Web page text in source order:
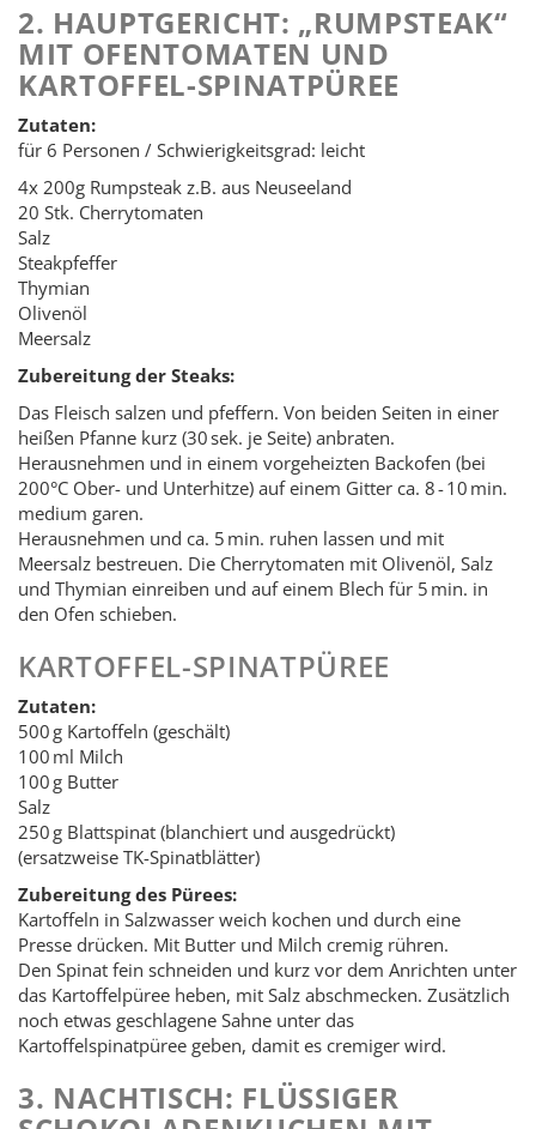
2. HAUPTGERICHT: „RUMPSTEAK“
MIT OFENTOMATEN UND
KARTOFFEL-SPINATPÜREE
Zutaten:
für 6 Personen / Schwierigkeitsgrad: leicht
4x 200g Rumpsteak z.B. aus Neuseeland
20 Stk. Cherrytomaten
Salz
Steakpfeffer
Thymian
Olivenöl
Meersalz
Zubereitung der Steaks:
Das Fleisch salzen und pfeffern. Von beiden Seiten in einer
heißen Pfanne kurz (30 sek. je Seite) anbraten.
Herausnehmen und in einem vorgeheizten Backofen (bei
200°C Ober- und Unterhitze) auf einem Gitter ca. 8 - 10 min.
medium garen.
Herausnehmen und ca. 5 min. ruhen lassen und mit
Meersalz bestreuen. Die Cherrytomaten mit Olivenöl, Salz
und Thymian einreiben und auf einem Blech für 5 min. in
den Ofen schieben.
KARTOFFEL-SPINATPÜREE
Zutaten:
500 g Kartoffeln (geschält)
100 ml Milch
100 g Butter
Salz
250 g Blattspinat (blanchiert und ausgedrückt)
(ersatzweise TK-Spinatblätter)
Zubereitung des Pürees:
Kartoffeln in Salzwasser weich kochen und durch eine
Presse drücken. Mit Butter und Milch cremig rühren.
Den Spinat fein schneiden und kurz vor dem Anrichten unter
das Kartoffelpüree heben, mit Salz abschmecken. Zusätzlich
noch etwas geschlagene Sahne unter das
Kartoffelspinatpüree geben, damit es cremiger wird.
3. NACHTISCH: FLÜSSIGER